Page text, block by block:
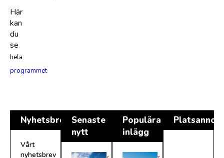
Här
kan
du
se
hela
programmet
Nyhetsbrev
Vårt
nyhetsbrev
Senaste
nytt
Populära
inlägg